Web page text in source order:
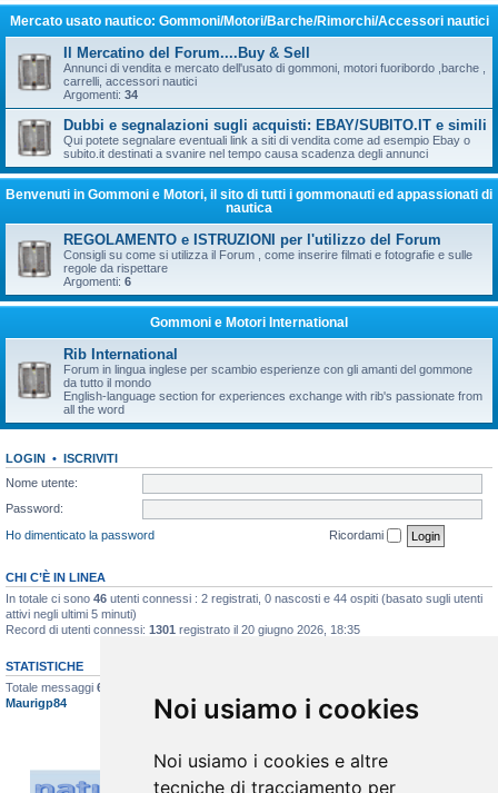
Noi usiamo i cookies
Noi usiamo i cookies e altre
tecniche di tracciamento per
Mercato usato nautico: Gommoni/Motori/Barche/Rimorchi/Accessori nautici
Il Mercatino del Forum....Buy & Sell
Annunci di vendita e mercato dell'usato di gommoni, motori fuoribordo ,barche ,
carrelli, accessori nautici
Argomenti: 34
Dubbi e segnalazioni sugli acquisti: EBAY/SUBITO.IT e simili
Qui potete segnalare eventuali link a siti di vendita come ad esempio Ebay o
subito.it destinati a svanire nel tempo causa scadenza degli annunci
Benvenuti in Gommoni e Motori, il sito di tutti i gommonauti ed appassionati di
nautica
REGOLAMENTO e ISTRUZIONI per l'utilizzo del Forum
Consigli su come si utilizza il Forum , come inserire filmati e fotografie e sulle
regole da rispettare
Argomenti: 6
Gommoni e Motori International
Rib International
Forum in lingua inglese per scambio esperienze con gli amanti del gommone
da tutto il mondo
English-language section for experiences exchange with rib's passionate from
all the word
LOGIN • ISCRIVITI
Nome utente:
Password:
Ho dimenticato la password
Ricordami
CHI C’È IN LINEA
In totale ci sono 46 utenti connessi : 2 registrati, 0 nascosti e 44 ospiti (basato sugli utenti
attivi negli ultimi 5 minuti)
Record di utenti connessi: 1301 registrato il 20 giugno 2026, 18:35
STATISTICHE
Totale messaggi 6626
Maurigp84